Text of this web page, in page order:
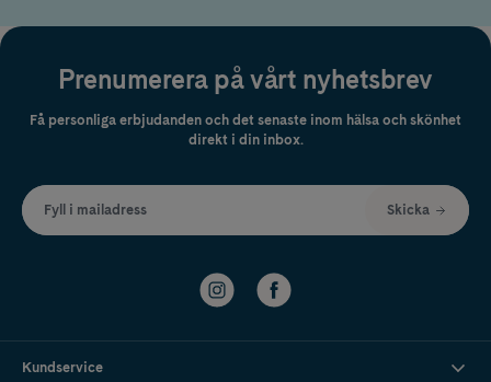
Prenumerera på vårt nyhetsbrev
Få personliga erbjudanden och det senaste inom hälsa och skönhet
direkt i din inbox.
Fyll i mailadress Skicka
Kundservice